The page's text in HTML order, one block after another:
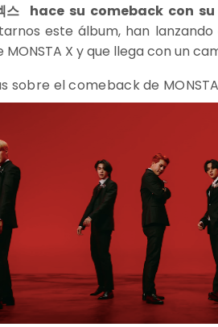
스 hace su comeback con
este álbum, han lanzando
X y que llega con un
sobre el comeback de